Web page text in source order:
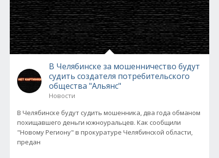
В Челябинске за мошенничество будут
судить создателя потребительского
общества "Альянс"
Новости
В Челябинске будут судить мошенника, два года обманом
похищавшего деньги южноуральцев. Как сообщили
"Новому Региону" в прокуратуре Челябинской области,
предан